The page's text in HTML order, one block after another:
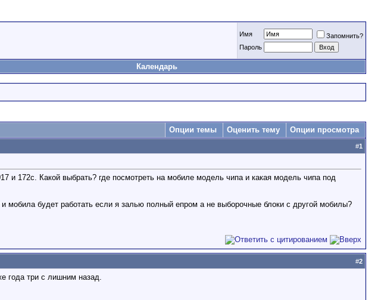
Имя
Запомнить?
Пароль
Календарь
Опции темы Оценить тему Опции просмотра
#1
и 172с. Какой выбрать? где посмотреть на мобиле модель чипа и какая модель чипа под
мобила будет работать если я залью полный епром а не выборочные блоки с другой мобилы?
#2
года три с лишним назад.